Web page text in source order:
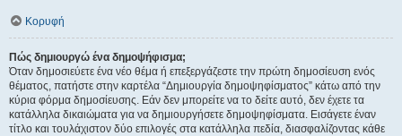
Κορυφή
Πώς δημιουργώ ένα δημοψήφισμα;
Όταν δημοσιεύετε ένα νέο θέμα ή επεξεργάζεστε την πρώτη δημοσίευση ενός
θέματος, πατήστε στην καρτέλα “Δημιουργία δημοψηφίσματος” κάτω από την
κύρια φόρμα δημοσίευσης. Εάν δεν μπορείτε να το δείτε αυτό, δεν έχετε τα
κατάλληλα δικαιώματα για να δημιουργήσετε δημοψηφίσματα. Εισάγετε έναν
τίτλο και τουλάχιστον δύο επιλογές στα κατάλληλα πεδία, διασφαλίζοντας κάθε